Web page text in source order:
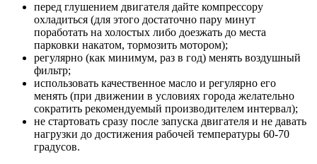
перед глушением двигателя дайте компрессору
охладиться (для этого достаточно пару минут
поработать на холостых либо доезжать до места
парковки накатом, тормозить мотором);
регулярно (как минимум, раз в год) менять воздушный
фильтр;
использовать качественное масло и регулярно его
менять (при движении в условиях города желательно
сократить рекомендуемый производителем интервал);
не стартовать сразу после запуска двигателя и не давать
нагрузки до достижения рабочей температуры 60-70
градусов.